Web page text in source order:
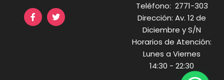
Teléfono: 2771-303
Dirección: Av. 12 de
Diciembre y S/N
Horarios de Atención:
Lunes a Viernes
14:30 - 22:30